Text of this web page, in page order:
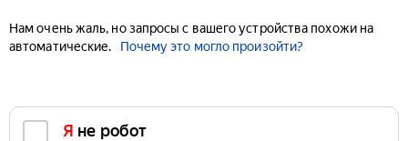
Нам очень жаль, но запросы с вашего устройства похожи на
автоматические.
Почему это могло произойти?
Я не робот